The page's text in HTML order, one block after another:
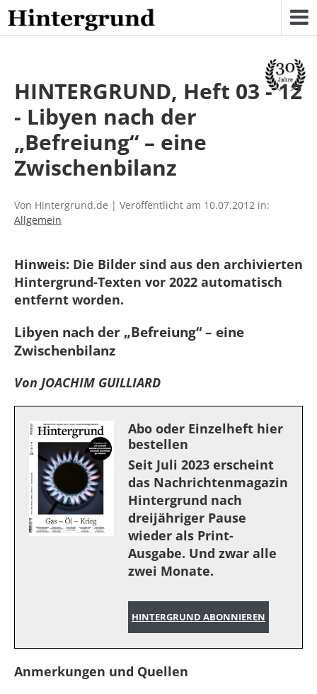
Skip
to
content
HINTERGRUND, Heft 03 - 12
- Libyen nach der
„Befreiung“ – eine
Zwischenbilanz
Von Hintergrund.de | Veröffentlicht am 10.07.2012 in:
Allgemein
Hinweis: Die Bilder sind aus den archivierten
Hintergrund-Texten vor 2022 automatisch
entfernt worden.
Libyen nach der „Befreiung“ – eine
Zwischenbilanz
Von JOACHIM GUILLIARD
Abo oder Einzelheft hier
bestellen
Seit Juli 2023 erscheint
das Nachrichtenmagazin
Hintergrund nach
dreijähriger Pause
wieder als Print-
Ausgabe. Und zwar alle
zwei Monate.
HINTERGRUND ABONNIEREN
Anmerkungen und Quellen